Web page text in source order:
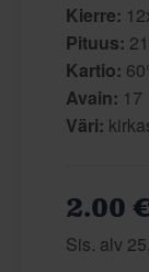
Kierre:
Pituus: 21
Kartio:
Avain: 17
Väri:
2.00
Sis. alv